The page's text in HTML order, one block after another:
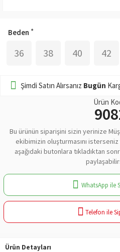
Beden
36 38 40 42
Şimdi Satın Alırsanız Bugün
Ürün
Bu ürünün siparişini sizin yerinize
ekibimizin oluşturmasını
aşağıdaki butonlara tıkladıktan
WhatsApp ile
Telefon ile
Ürün Detayları